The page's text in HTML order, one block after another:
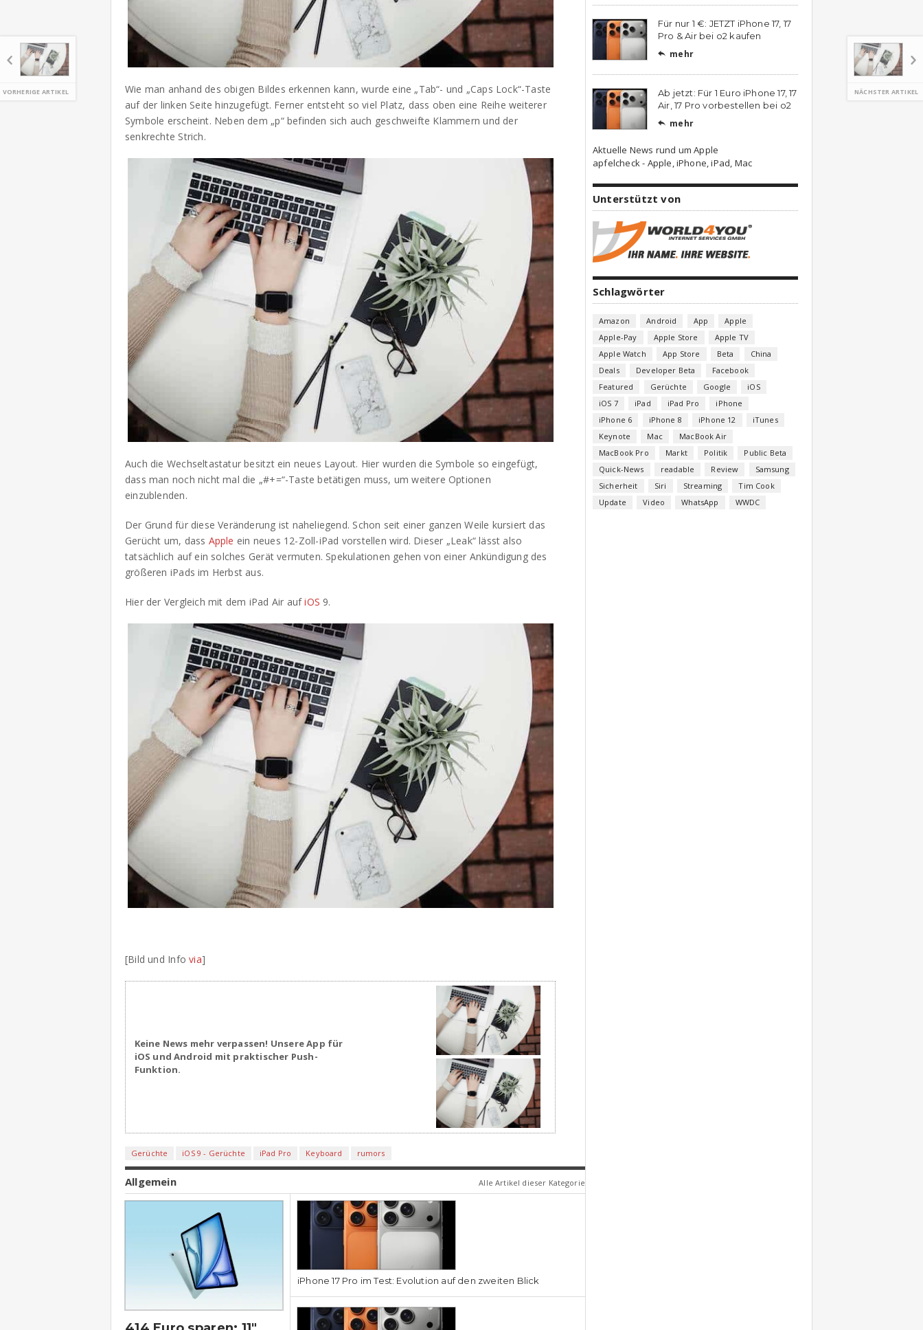
VORHERIGE ARTIKEL NÄCHSTER ARTIKEL
Wie man anhand des obigen Bildes erkennen kann, wurde eine „Tab“- und „Caps Lock“-Taste
auf der linken Seite hinzugefügt. Ferner entsteht so viel Platz, dass oben eine Reihe weiterer
Symbole erscheint. Neben dem „p“ befinden sich auch geschweifte Klammern und der
senkrechte Strich.
Auch die Wechseltastatur besitzt ein neues Layout. Hier wurden die Symbole so eingefügt,
dass man noch nicht mal die „#+=“-Taste betätigen muss, um weitere Optionen
einzublenden.
Der Grund für diese Veränderung ist naheliegend. Schon seit einer ganzen Weile kursiert das
Gerücht um, dass Apple ein neues 12-Zoll-iPad vorstellen wird. Dieser „Leak“ lässt also
tatsächlich auf ein solches Gerät vermuten. Spekulationen gehen von einer Ankündigung des
größeren iPads im Herbst aus.
Hier der Vergleich mit dem iPad Air aufiOS 9.
[Bild und Infovia]
Keine News mehr verpassen! Unsere App für
iOS und Android mit praktischer Push-
Funktion.
Gerüchte iOS 9 - Gerüchte iPad Pro Keyboard rumors
Allgemein Alle Artikel dieser Kategorie
iPhone 17 Pro im Test: Evolution auf den zweiten Blick
Für nur 1 €: JETZT iPhone 17, 17
Pro & Air bei o2 kaufen
 mehr
Ab jetzt: Für 1 Euro iPhone 17, 17
Air, 17 Pro vorbestellen bei o2
 mehr
Aktuelle News rund um Apple
apfelcheck - Apple, iPhone, iPad, Mac
Unterstützt von
Schlagwörter
Amazon Android App
Apple
Apple-Pay
Apple Store
Apple TV
Apple Watch
App Store Beta
China
Deals
Developer Beta
Facebook
Featured
Gerüchte Google
iOS
iOS 7
iPad iPad Pro
iPhone
iPhone 6
iPhone 8 iPhone 12
iTunes
Keynote
Mac
MacBook Air
MacBook Pro
Markt Politik
Public Beta
Quick-News
readable Review
Samsung
Sicherheit
Siri Streaming
Tim Cook
Update
Video WhatsApp WWDC